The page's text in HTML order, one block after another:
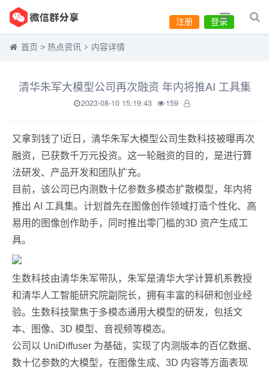
登录
注册
首页 > 热点资讯 内容详情
清华朱军大模型公司再次融资 年内将推AI 工具集
2023-08-10 15:19:43 159
又拿到钱了!近日，清华朱军大模型公司生数科技被曝再次
融资，已获数千万元投资。这一轮融资的目的，是进行算
法研发、产品开发和团队扩充。
目前，该公司已内测数十亿参数多模态扩散模型，年内将
推出 AI 工具集。计划首先在图像创作领域打造个性化、高
易用的图像创作助手，同时推出零门槛的3D 资产生成工
具。
生数科技由清华朱军带队，朱军是清华大学计算机系教授
和清华人工智能研究院副院长，拥有丰富的科研和创业经
验。生数科技聚焦于多模态通用大模型的研发，包括文
本、图像、3D 模型、音视频等模态。
公司以 UniDiffuser 为基础，实现了内测版本的百亿数据、
数十亿参数的大模型，在图像生成、3D 内容等方面表现